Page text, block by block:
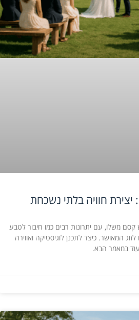
יצירת חוויה בלתי נשכחת
משלו, עם יתרונות רבים כמו חיבור לטבע
לזוג המאושר. כיצד לתכנן לוגיסטיקה ואווירה
במאמר הבא.